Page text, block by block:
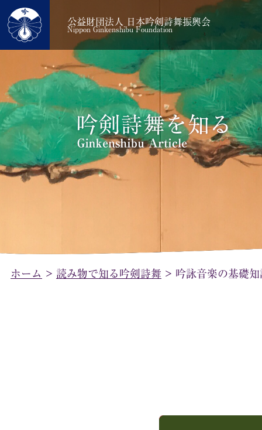
公益財団法人 日本吟剣詩舞振興会
Nippon Ginkenshibu Foundation
ホーム > 読み物で知る吟剣詩舞 > 吟詠音楽の基礎知